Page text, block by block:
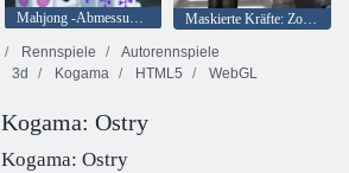
Mahjong -Abmessungen 15 Minuten
Maskierte Kräfte: Zombie-Überleben
Rennspiele
Autorennspiele
3d Kogama HTML5 WebGL
Kogama: Ostry
Kogama: Ostry